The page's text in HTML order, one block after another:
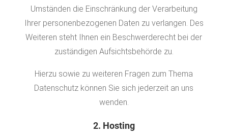
Umständen die Einschränkung der Verarbeitung
Ihrer personenbezogenen Daten zu verlangen. Des
Weiteren steht Ihnen ein Beschwerderecht bei der
zuständigen Aufsichtsbehörde zu.
Hierzu sowie zu weiteren Fragen zum Thema
Datenschutz können Sie sich jederzeit an uns
wenden.
2. Hosting